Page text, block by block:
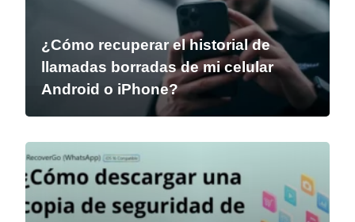
¿Cómo recuperar el historial de
llamadas borradas de mi celular
Android o iPhone?